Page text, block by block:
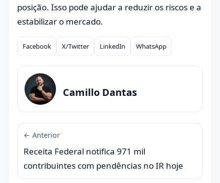
posição. Isso pode ajudar a reduzir os riscos e a
estabilizar o mercado.
Compartilhar
Facebook X/Twitter LinkedIn WhatsApp
Camillo Dantas
← Anterior
Receita Federal notifica 971 mil
contribuintes com pendências no IR hoje